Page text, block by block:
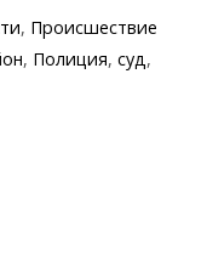
t ai
, Происшествие
, Полиция, суд,